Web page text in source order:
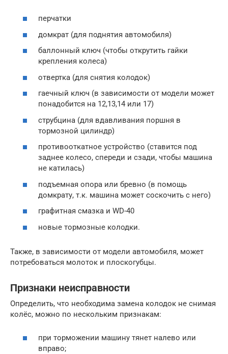
перчатки
домкрат (для поднятия автомобиля)
баллонный ключ (чтобы открутить гайки
крепления колеса)
отвертка (для снятия колодок)
гаечный ключ (в зависимости от модели может
понадобится на 12,13,14 или 17)
струбцина (для вдавливания поршня в
тормозной цилиндр)
противооткатное устройство (ставится под
заднее колесо, спереди и сзади, чтобы машина
не катилась)
подъемная опора или бревно (в помощь
домкрату, т.к. машина может соскочить с него)
графитная смазка и WD-40
новые тормозные колодки.
Также, в зависимости от модели автомобиля, может
потребоваться молоток и плоскогубцы.
Признаки неисправности
Определить, что необходима замена колодок не снимая
колёс, можно по нескольким признакам:
при торможении машину тянет налево или
вправо;